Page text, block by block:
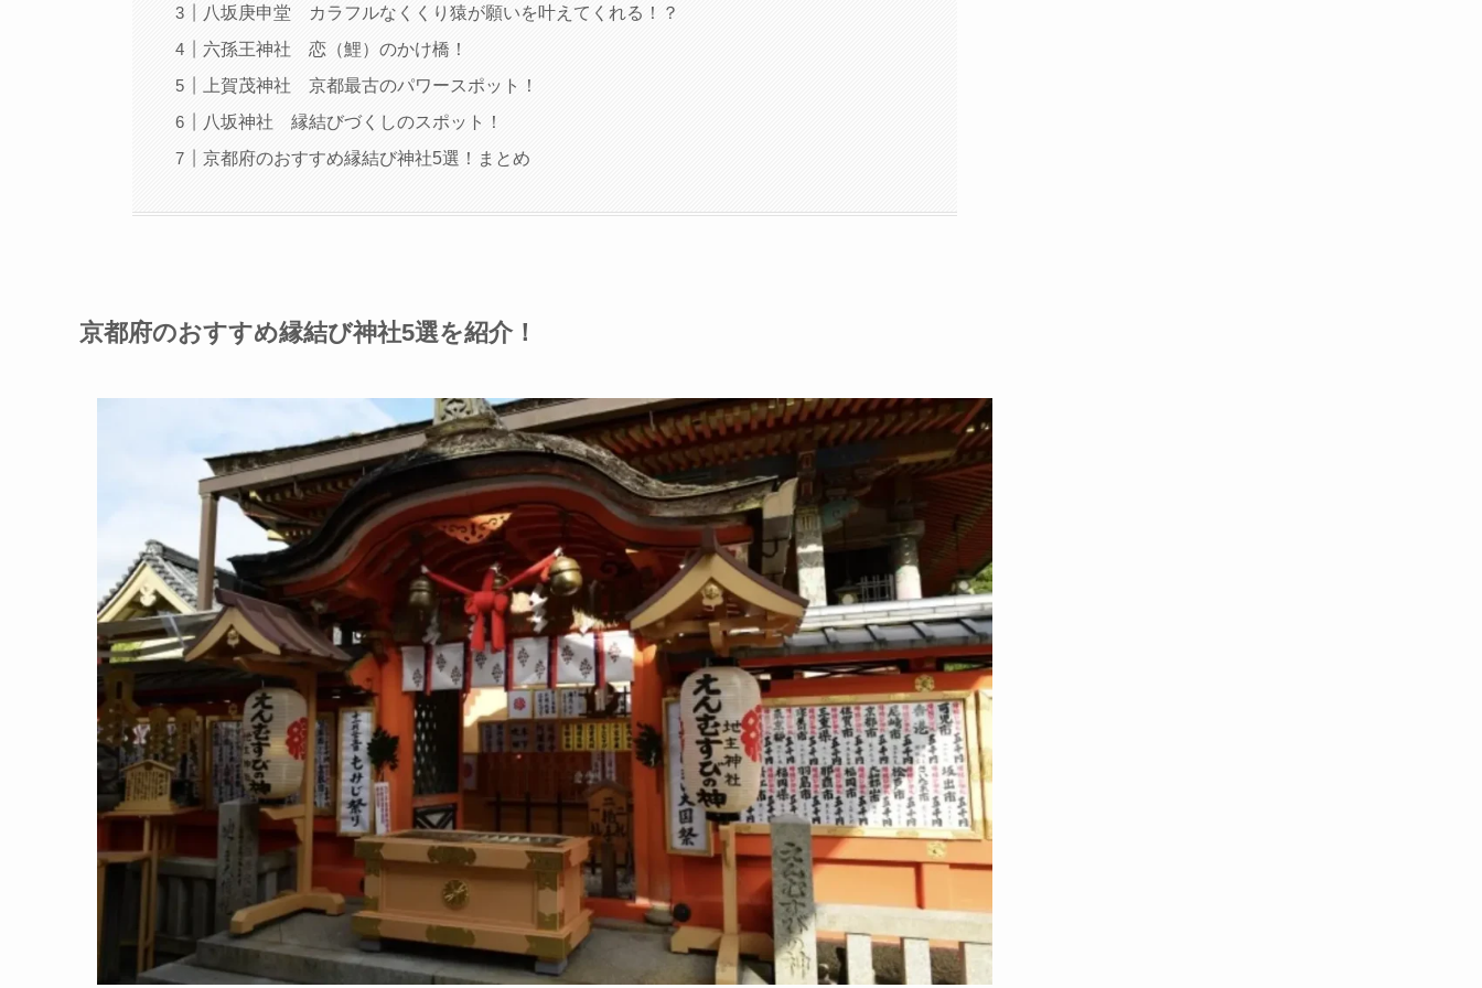
八坂庚申堂 カラフルなくくり猿が願いを叶えてくれる！？
六孫王神社 恋（鯉）のかけ橋！
上賀茂神社 京都最古のパワースポット！
八坂神社 縁結びづくしのスポット！
京都府のおすすめ縁結び神社5選！まとめ
京都府のおすすめ縁結び神社5選を紹介！